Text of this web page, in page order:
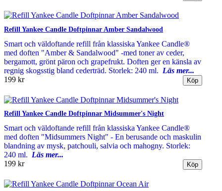
Refill Yankee Candle Doftpinnar Amber Sandalwood
Smart och väldoftande refill från klassiska Yankee Candle®
med doften "Amber & Sandalwood" -med toner av ceder,
bergamott, grönt päron och grapefrukt. Doften ger en känsla av
regnig skogsstig bland cederträd. Storlek: 240 ml. Läs mer...
199 kr
Refill Yankee Candle Doftpinnar Midsummer's Night
Smart och väldoftande refill från klassiska Yankee Candle®
med doften "Midsummers Night" - En berusande och maskulin
blandning av mysk, patchouli, salvia och mahogny. Storlek:
240 ml. Läs mer...
199 kr